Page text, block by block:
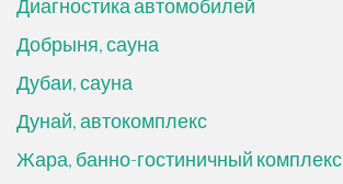
Диагностика автомобилей
Добрыня, сауна
Дубаи, сауна
Дунай, автокомплекс
Жара, банно-гостиничный комплекс